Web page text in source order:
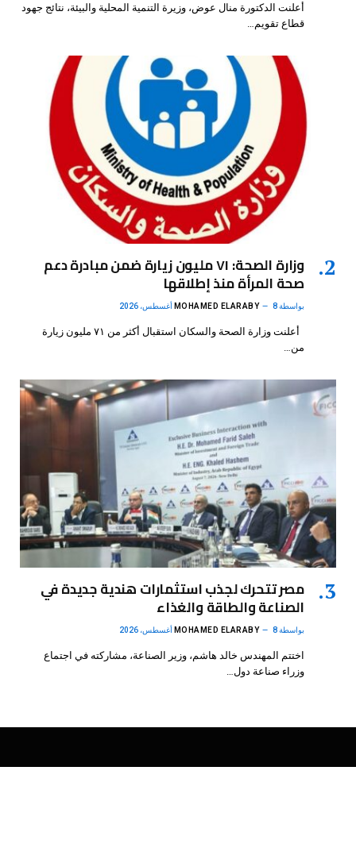
أعلنت الدكتورة منال عوض، وزيرة التنمية المحلية والبيئة، نتائج جهود
قطاع تقويم…
وزارة الصحة: ٧١ مليون زيارة ضمن مبادرة دعم
صحة المرأة منذ إطلاقها
بواسطة MOHAMED ELARABY 8 أغسطس، 2026
أعلنت وزارة الصحة والسكان استقبال أكثر من ٧١ مليون زيارة
من…
مصر تتحرك لجذب استثمارات هندية جديدة في
الصناعة والطاقة والغذاء
بواسطة MOHAMED ELARABY 8 أغسطس، 2026
اختتم المهندس خالد هاشم، وزير الصناعة، مشاركته في اجتماع
وزراء صناعة دول…